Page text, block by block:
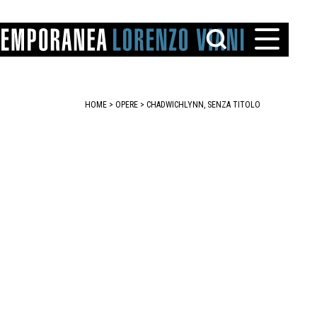
HOME > OPERE > CHADWICHLYNN, SENZA TITOLO